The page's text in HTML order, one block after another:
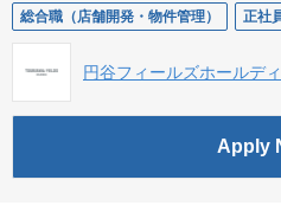
総合職（店舗開発・物件管理） 正社
円谷フィールズホールデ
Apply